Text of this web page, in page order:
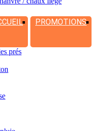
PROMOTIONS
prés